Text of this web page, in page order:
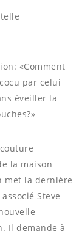
«Comment
par celui
éveiller la
la maison
met la dernière
Steve
Il demande à